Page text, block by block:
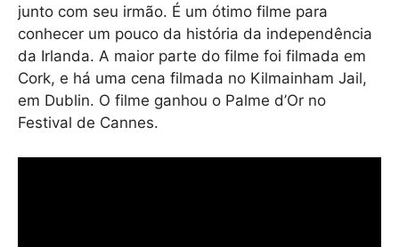
junto com seu irmão. É um ótimo filme para
conhecer um pouco da história da independência
da Irlanda. A maior parte do filme foi filmada em
Cork, e há uma cena filmada no Kilmainham Jail,
em Dublin. O filme ganhou o Palme d’Or no
Festival de Cannes.